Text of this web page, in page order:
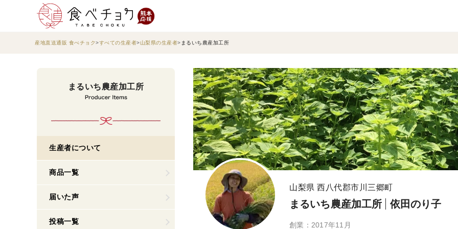
産地直送通販 食べチョク すべての生産者 山梨県の生産者 まるいち農産加工所
山梨県 西八代郡市川三郷町
まるいち農産加工所 依田のり子
創業：2017年11月
まるいち農産加工所
生産者について
商品一覧
届いた声
投稿一覧